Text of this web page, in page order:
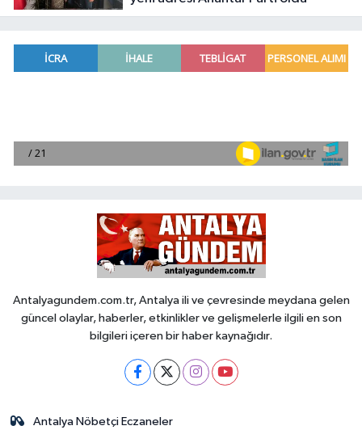
Antalyagundem.com.tr, Antalya ili ve çevresinde meydana gelen
güncel olaylar, haberler, etkinlikler ve gelişmelerle ilgili en son
bilgileri içeren bir haber kaynağıdır.
Antalya Nöbetçi Eczaneler